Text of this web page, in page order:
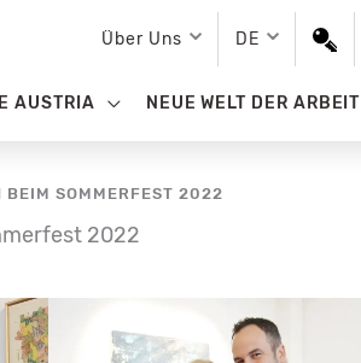
Über Uns DE
AUSTRIA NEUE WELT DER ARBEIT
BEIM SOMMERFEST 2022
2022